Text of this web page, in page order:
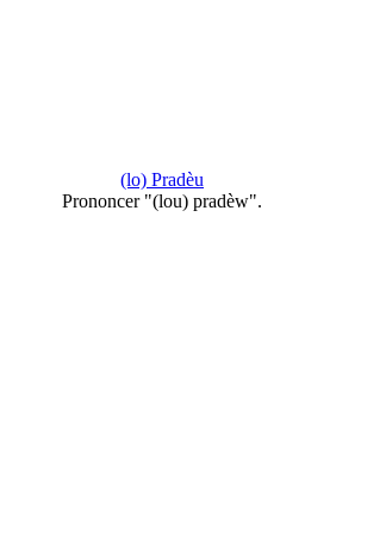
(lo) Pradèu
Prononcer "(lou) pradèw".